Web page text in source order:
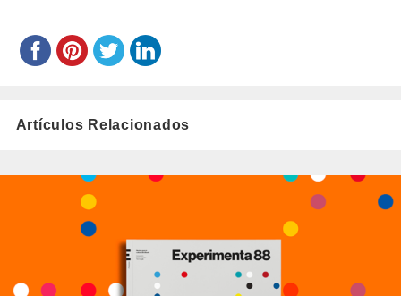
Artículos Relacionados